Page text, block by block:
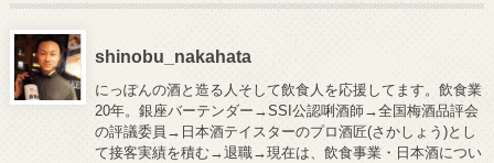
shinobu_nakahata
にっぽんの酒と造る人そして飲食人を応援してます。飲食業
20年。銀座バーテンダー→SSI公認唎酒師→全国梅酒品評会
の評議委員→日本酒テイスターのプロ酒匠(さかしょう)とし
て接客実績を積む→退職→現在は、飲食事業・日本酒につい